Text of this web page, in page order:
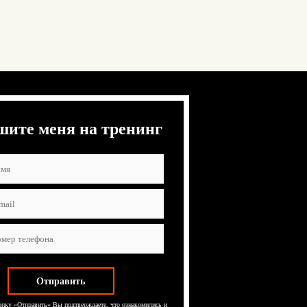
меня на тренинг
«Отправить» Вы подтверждаете, что ознакомились и